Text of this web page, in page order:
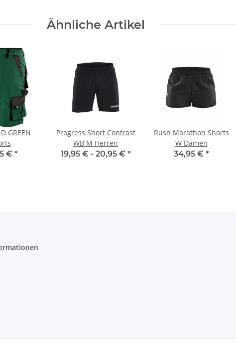
Ähnliche Artikel
GREEN
€ *
Progress Short Contrast
WB M Herren
19,95 € - 20,95 € *
Rush Marathon Shorts
W Damen
34,95 € *